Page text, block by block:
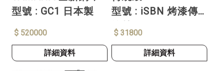
型號 : GC1 日本製
$ 520000
詳細資料
型號 : iSBN 烤漆傳
統鼓
$ 31800
詳細資料